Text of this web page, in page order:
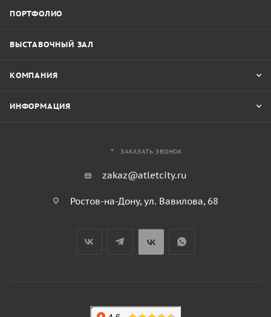
ПОРТФОЛИО
ВЫСТАВОЧНЫЙ ЗАЛ
КОМПАНИЯ
ИНФОРМАЦИЯ
ЗАКАЗАТЬ ЗВОНОК
zakaz@atletcity.ru
Ростов-на-Дону, ул. Вавилова, 68